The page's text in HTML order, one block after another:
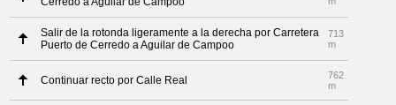
Salir de la rotonda ligeramente a la derecha por Carretera
Puerto de Cerredo a Aguilar de Campoo
713
m
Continuar recto por Calle Real
762
m